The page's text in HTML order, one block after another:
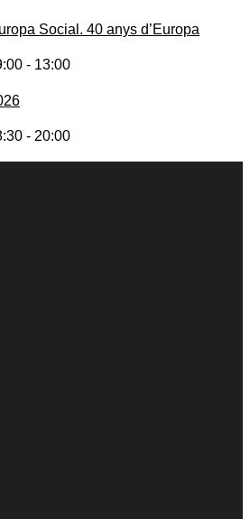
Social. 40 anys d’Europa
- 13:00
- 20:00